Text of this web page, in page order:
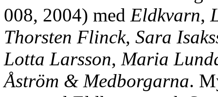
008, 2004) med Eldkvarn,
Thorsten Flinck, Sara
Lotta Larsson, Maria
Åström & Medborgarna.